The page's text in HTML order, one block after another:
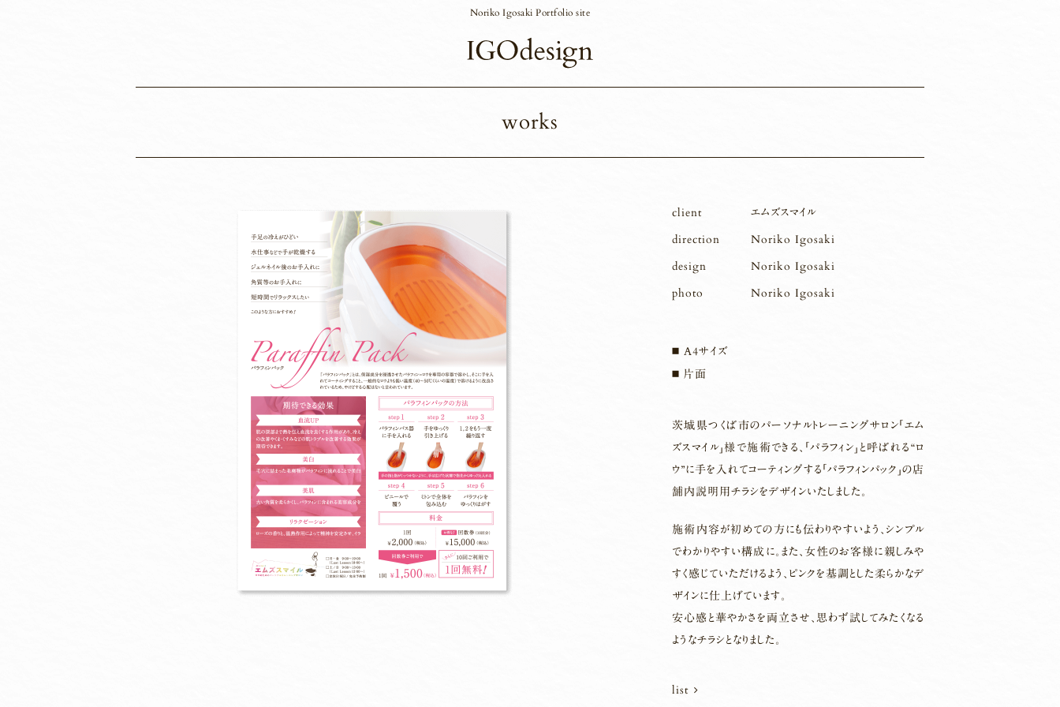
Noriko Igosaki Portfolio site
works
client
エムズスマイル
direction
Noriko Igosaki
design
Noriko Igosaki
photo
Noriko Igosaki
A4サイズ
片面
茨城県つくば市のパーソナルトレーニングサロン「エム
ズスマイル」様で施術できる、「パラフィン」と呼ばれる“ロ
ウ”に手を入れてコーティングする「パラフィンパック」の店
舗内説明用チラシをデザインいたしました。
施術内容が初めての方にも伝わりやすいよう、シンプル
でわかりやすい構成に。また、女性のお客様に親しみや
すく感じていただけるよう、ピンクを基調とした柔らかなデ
ザインに仕上げています。
安心感と華やかさを両立させ、思わず試してみたくなる
ようなチラシとなりました。
list